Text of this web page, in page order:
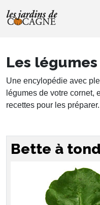
Les
Une encylopédie avec
légumes de votre cornet,
recettes pour les préparer.
Bette à